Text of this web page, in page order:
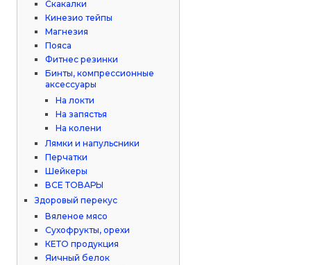
Скакалки
Кинезио тейпы
Магнезия
Пояса
Фитнес резинки
Бинты, компрессионные
аксессуары
На локти
На запястья
На колени
Лямки и напульсники
Перчатки
Шейкеры
ВСЕ ТОВАРЫ
Здоровый перекус
Вяленое мясо
Сухофрукты, орехи
КЕТО продукция
Яичный белок